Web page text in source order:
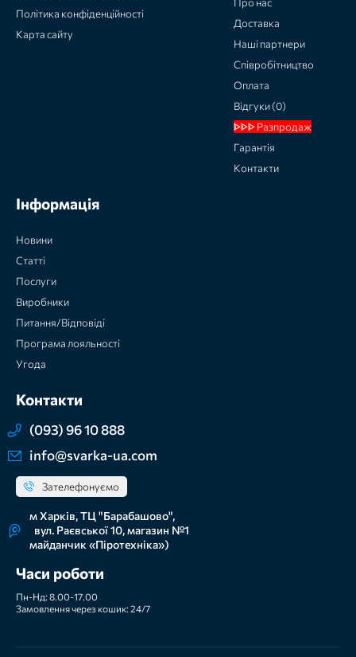
Політика конфіденційності
Карта сайту
Доставка
Наші партнери
Співробітництво
Оплата
Відгуки (0)
ᐈᐈᐈ Разпродаж
Гарантія
Контакти
Інформація
Новини
Статті
Послуги
Виробники
Питання/Відповіді
Програма лояльності
Угода
Контакти
(093) 96 10 888
info@svarka-ua.com
Зателефонуємо
м Харків, ТЦ "Барабашово",
вул. Раєвської 10, магазин №1
майданчик «Піротехніка»)
Часи роботи
Пн-Нд: 8.00-17.00
Замовлення через кошик: 24/7